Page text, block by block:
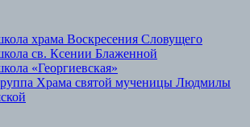
храма Воскресения Словущего
св. Ксении Блаженной
«Георгиевская»
Храма святой мученицы Людмилы